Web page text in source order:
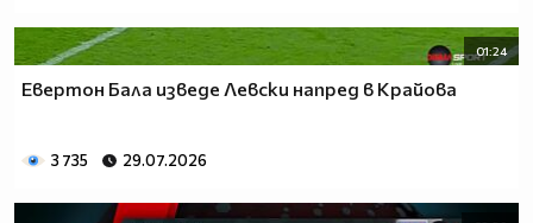
01:24
Евертон Бала изведе Левски напред в Крайова
3 735 29.07.2026